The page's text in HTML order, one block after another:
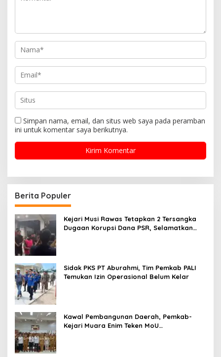
Simpan nama, email, dan situs web saya pada peramban
ini untuk komentar saya berikutnya.
Berita Populer
Kejari Musi Rawas Tetapkan 2 Tersangka
Dugaan Korupsi Dana PSR, Selamatkan
Sidak PKS PT Aburahmi, Tim Pemkab PALI
Temukan Izin Operasional Belum Kelar
Kawal Pembangunan Daerah, Pemkab-
Kejari Muara Enim Teken MoU